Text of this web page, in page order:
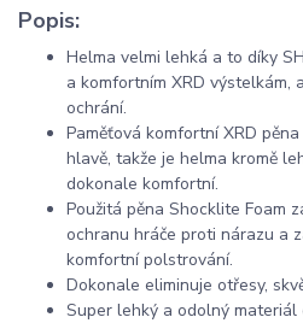
Popis:
Helma velmi lehká a to díky
a komfortním XRD výstelkám,
ochrání.
Paměťová komfortní XRD
hlavě, takže je helma kromě
dokonale komfortní.
Použitá pěna Shocklite Foam
ochranu hráče proti nárazu a
komfortní polstrování.
Dokonale eliminuje otřesy,
Super lehký a odolný materiál